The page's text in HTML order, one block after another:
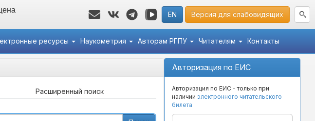
EN Версия для слабовидящих
ресурсы Наукометрия Авторам РГПУ Читателям Контакты
Авторизация по ЕИС
Авторизация по ЕИС - только при
наличии электронного читательского
билета
Расширенный поиск